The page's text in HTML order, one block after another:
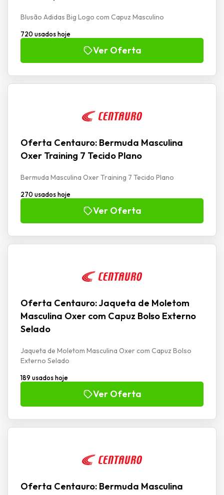
Blusão Adidas Big Logo com Capuz Masculino
720 usados hoje
Ver Oferta
Oferta Centauro: Bermuda Masculina
Oxer Training 7 Tecido Plano
Bermuda Masculina Oxer Training 7 Tecido Plano
270 usados hoje
Ver Oferta
Oferta Centauro: Jaqueta de Moletom
Masculina Oxer com Capuz Bolso Externo
Selado
Jaqueta de Moletom Masculina Oxer com Capuz Bolso
Externo Selado
189 usados hoje
Ver Oferta
Oferta Centauro: Bermuda Masculina